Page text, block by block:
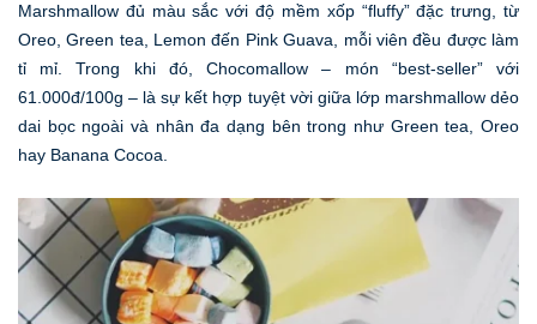
Marshmallow đủ màu sắc với độ mềm xốp “fluffy” đặc trưng, từ
Oreo, Green tea, Lemon đến Pink Guava, mỗi viên đều được làm
tỉ mỉ. Trong khi đó, Chocomallow – món “best-seller” với
61.000đ/100g – là sự kết hợp tuyệt vời giữa lớp marshmallow dẻo
dai bọc ngoài và nhân đa dạng bên trong như Green tea, Oreo
hay Banana Cocoa.